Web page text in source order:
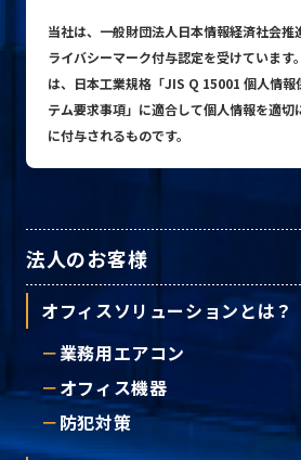
© ACN Inc.
当社は、一般財団法人日本情報経済社会
ライバシーマーク付与認定を受けています
は、日本工業規格「JIS Q 15001 個人情報
テム要求事項」に適合して個人情報を適切
に付与されるものです。
法人のお客様
オフィスソリューションとは？
業務用エアコン
オフィス機器
防犯対策